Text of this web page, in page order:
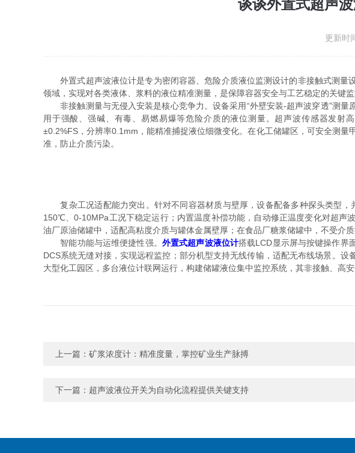
谈谈外置式超声
更新
外置式超声波液位计是专为密闭容器、危险介质液位监测设计的非接触式测量
领域，实现对各类液体、浆料的液位精准测量，是保障容器安全与工艺稳定的关键监
非接触测量与无侵入安装是核心竞争力。设备采用“外壁安装-超声波穿透”测量
用于强酸、强碱、有毒、易燃易爆等危险介质的液位测量。超声波传感器发
±0.2%FS，分辨率0.1mm，能精准捕捉液位细微变化。在化工储罐区，可安全测
准，防止介质污染。
复杂工况适配能力突出。针对不同容器材质与壁厚，设备配备多种探头类型，
150℃、0-10MPa工况下稳定运行；内置温度补偿功能，自动修正温度变化对超声
油厂原油储罐中，适配高粘度介质与罐体金属壁厚；在食品厂糖浆储罐中，不受介质
智能功能与运维便捷性强。 外置式超声波液位计搭载LCD显示屏与按键操作界
DCS系统无缝对接，实现远程监控；部分机型支持无线传输，适配无布线场景。
大型化工园区，多台液位计联网运行，构建储罐液位集中监控系统，其非接触、高
上一篇： 矿浆浓度计：精准度量，掌控矿业生产脉搏
下一篇： 超声波液位开关为自动化流程提供关键支持